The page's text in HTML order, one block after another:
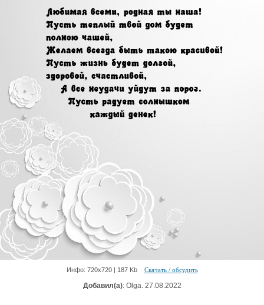
Инфо: 720х720 | 187 Kb Скачать / обсудить
Добавил(а): Olga. 27.08.2022